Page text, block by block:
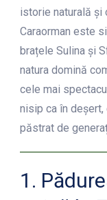
istorie naturală și
Caraorman este
brațele Sulina și
natura domină
cele mai
nisip ca în
păstrat de
1.